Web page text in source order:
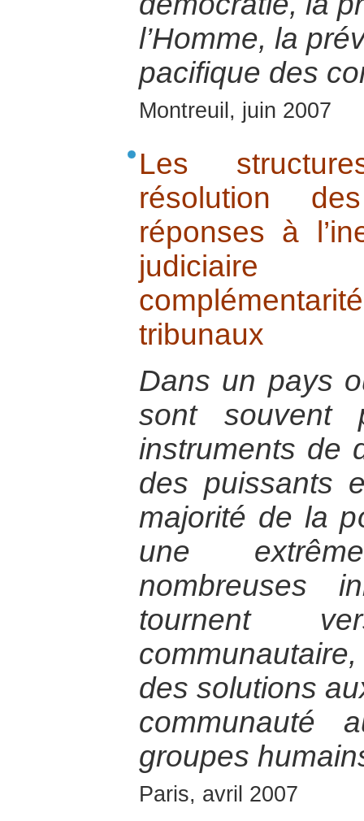
l’Homme, la
pacifique des
Montreuil, juin 2007
Les
résolution
réponses à
judiciaire
tribunaux
Dans un pays
sont souvent
instruments de
des puissants
majorité de la
une
nombreuses
tournent
des solutions
communauté
groupes
Paris, avril 2007